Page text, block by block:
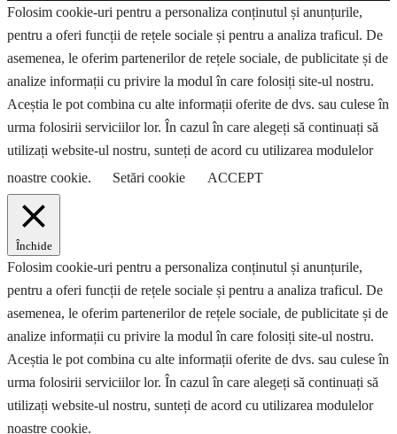
Folosim cookie-uri pentru a personaliza conținutul și anunțurile,
pentru a oferi funcții de rețele sociale și pentru a analiza traficul. De
asemenea, le oferim partenerilor de rețele sociale, de publicitate și de
analize informații cu privire la modul în care folosiți site-ul nostru.
Aceștia le pot combina cu alte informații oferite de dvs. sau culese în
urma folosirii serviciilor lor. În cazul în care alegeți să continuați să
utilizați website-ul nostru, sunteți de acord cu utilizarea modulelor
noastre cookie.
Setări cookie ACCEPT
Închide
Folosim cookie-uri pentru a personaliza conținutul și anunțurile,
pentru a oferi funcții de rețele sociale și pentru a analiza traficul. De
asemenea, le oferim partenerilor de rețele sociale, de publicitate și de
analize informații cu privire la modul în care folosiți site-ul nostru.
Aceștia le pot combina cu alte informații oferite de dvs. sau culese în
urma folosirii serviciilor lor. În cazul în care alegeți să continuați să
utilizați website-ul nostru, sunteți de acord cu utilizarea modulelor
noastre cookie.